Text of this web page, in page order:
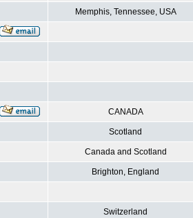
Memphis, Tennessee, USA
CANADA
Scotland
Canada and Scotland
Brighton, England
Switzerland